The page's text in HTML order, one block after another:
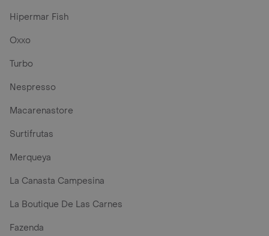
Hipermar Fish
Oxxo
Turbo
Nespresso
Macarenastore
Surtifrutas
Merqueya
La Canasta Campesina
La Boutique De Las Carnes
Fazenda